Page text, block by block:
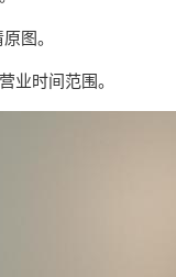
图。
业时间范围。